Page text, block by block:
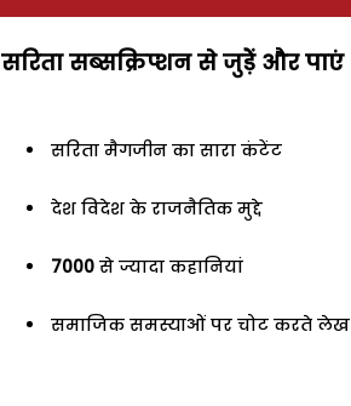
सरिता सब्सक्रिप्शन से जुड़ेें और पाएं
सरिता मैगजीन का सारा कंटेंट
देश विदेश के राजनैतिक मुद्दे
7000 से ज्यादा कहानियां
समाजिक समस्याओं पर चोट करते लेख